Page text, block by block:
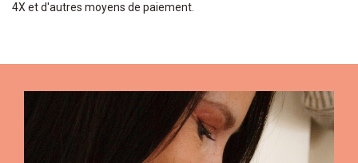
4X et d'autres moyens de paiement.